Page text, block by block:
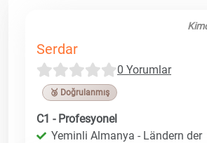
Serdar
0 Yorumlar
🥉 Doğrulanmış
C1 - Profesyonel
Yeminli Almanya - Ländern der